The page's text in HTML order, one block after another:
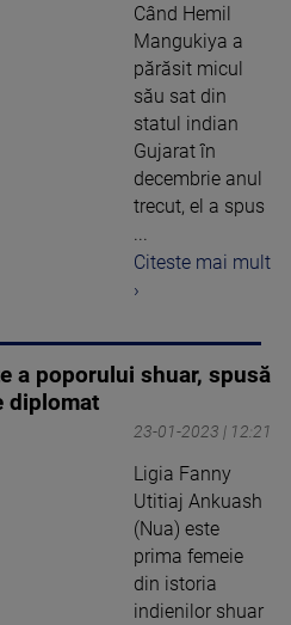
Când Hemil
Mangukiya a
părăsit micul
său sat din
statul indian
Gujarat în
decembrie anul
trecut, el a spus
Citeste mai mult
›
a poporului shuar, spusă
diplomat
23-01-2023 | 12:21
Ligia Fanny
Utitiaj Ankuash
(Nua) este
prima femeie
din istoria
indienilor shuar